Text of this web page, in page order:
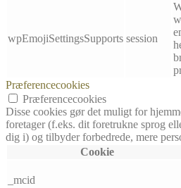
wpEmojiSettingsSupports session
Præferencecookies
Præferencecookies
Disse cookies gør det muligt for
foretager (f.eks. dit foretrukne sprog
dig i) og tilbyder forbedrede, mere
Cookie
_mcid